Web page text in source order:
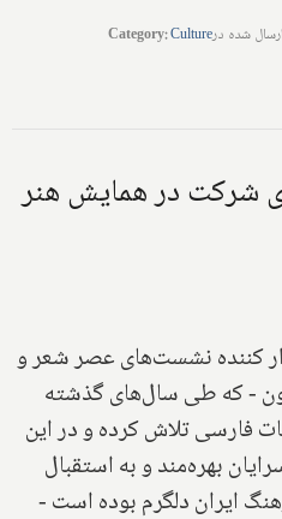
ارسال شده در Category:Culture
شرکت در همایش هنر
کننده نشست‌های عصر شعر و
از سال ۲۰۱۸ تاکنون - که طی سال‌های گذشته
فارسی تلاش کرده و در این
بهره‌مند و به استقبال
ایران دلگرم بوده است -